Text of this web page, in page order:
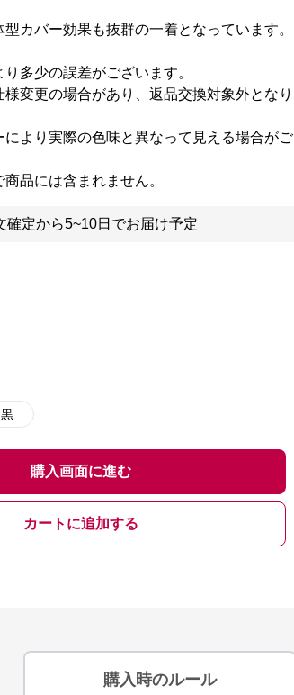
カバー効果も抜群の一着となっています。
多少の誤差がございます。
変更の場合があり、返品交換対象外となり
より実際の色味と異なって見える場合がご
品には含まれません。
確定から5~10日でお届け予定
黒
購入画面に進む
カートに追加する
購入時のルール